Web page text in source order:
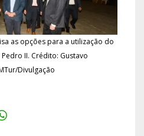
as opções para a utilização do
II. Crédito: Gustavo
Divulgação